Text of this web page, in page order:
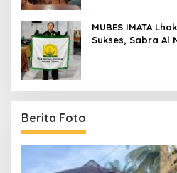
MUBES IMATA
Sukses, Sabra Al
Berita Foto